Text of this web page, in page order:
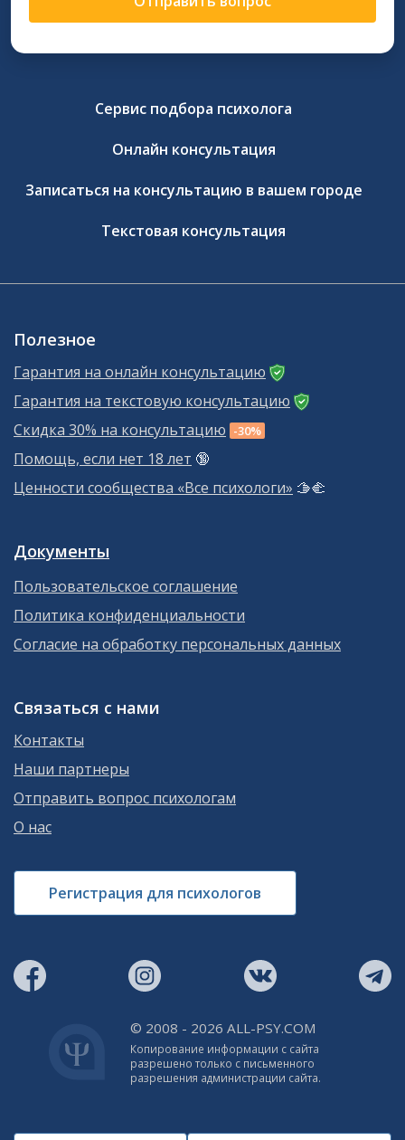
Сервис подбора психолога
Онлайн консультация
Записаться на консультацию в вашем городе
Текстовая консультация
Полезное
Гарантия на онлайн консультацию
Гарантия на текстовую консультацию
Скидка 30% на консультацию -30%
Помощь, если нет 18 лет 🔞
Ценности сообщества «Все психологи» 🫱‍🫲
Документы
Пользовательское соглашение
Политика конфиденциальности
Согласие на обработку персональных данных
Связаться с нами
Контакты
Наши партнеры
Отправить вопрос психологам
О нас
Регистрация для психологов
© 2008 - 2026 ALL-PSY.COM
Копирование информации с сайта
разрешено только с письменного
разрешения администрации сайта.